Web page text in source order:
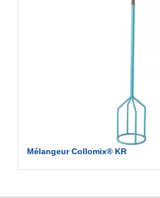
Mélangeur Collomix® KR